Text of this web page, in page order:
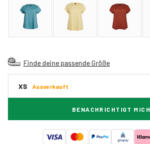
Finde deine passende Größe
XS Ausverkauft
BENACHRICHTIGT MICH